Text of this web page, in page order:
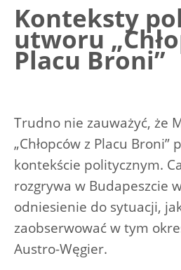
Konteksty
utworu
Placu Broni”
Trudno nie zauważyć, że
„Chłopców z Placu Broni”
kontekście politycznym.
rozgrywa w Budapeszcie
odniesienie do sytuacji,
zaobserwować w tym
Austro-Węgier.